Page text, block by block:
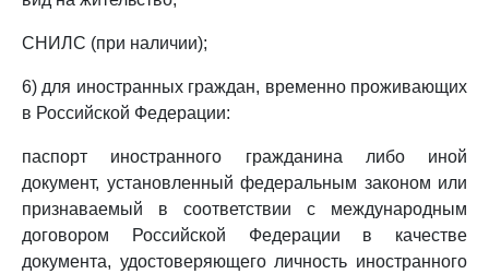
СНИЛС (при наличии);
6) для иностранных граждан, временно проживающих
в Российской Федерации:
паспорт иностранного гражданина либо иной
документ, установленный федеральным законом или
признаваемый в соответствии с международным
договором Российской Федерации в качестве
документа, удостоверяющего личность иностранного